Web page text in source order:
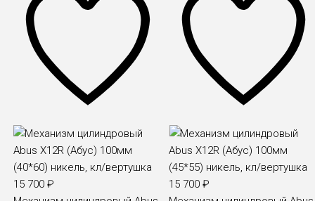
15 700₽
15 700₽